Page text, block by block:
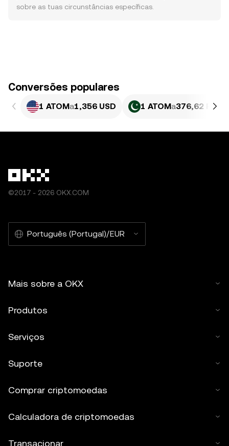
sobre as tuas circunstâncias específicas.
Conversões populares
1 ATOMa1,356 USD 1 ATOMa376,62 PKR
©2017 - 2026 OKX.COM
Português (Portugal)/EUR
Mais sobre a OKX
Produtos
Serviços
Suporte
Comprar criptomoedas
Calculadora de criptomoedas
Transacionar